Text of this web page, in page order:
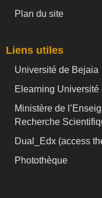
Plan du site
Liens utiles
Université de Bejaia
Elearning Université
Ministère de
Recherche
Dual_Edx (access
Photothèque